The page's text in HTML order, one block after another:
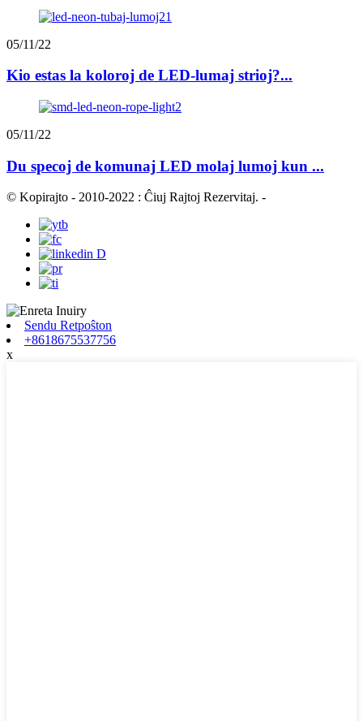
05/11/22
Kio estas la koloroj de LED-lumaj strioj?...
05/11/22
Du specoj de komunaj LED molaj lumoj kun ...
© Kopirajto - 2010-2022 : Ĉiuj Rajtoj Rezervitaj. -
Sendu Retpoŝton
+8618675537756
x